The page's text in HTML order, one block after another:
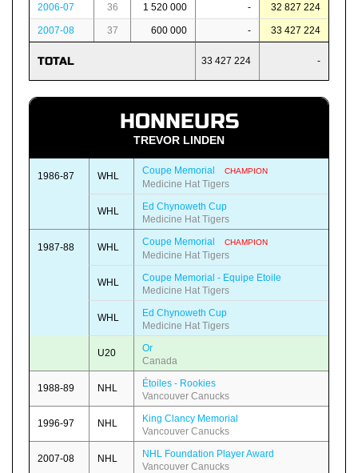
2006-07 36 1 520 000 - 32 827 224
2007-08 37 600 000 - 33 427 224
TOTAL 33 427 224 -
HONNEURS
TREVOR LINDEN
1986-87 WHL Coupe Memorial CHAMPION
Medicine Hat Tigers
WHL
Ed Chynoweth Cup
Medicine Hat Tigers
1987-88 WHL Coupe Memorial CHAMPION
Medicine Hat Tigers
WHL
Coupe Memorial - Equipe Etoile
Medicine Hat Tigers
WHL
Ed Chynoweth Cup
Medicine Hat Tigers
U20
Or
Canada
1988-89 NHL
Étoiles - Rookies
Vancouver Canucks
1996-97 NHL
King Clancy Memorial
Vancouver Canucks
2007-08 NHL
NHL Foundation Player Award
Vancouver Canucks